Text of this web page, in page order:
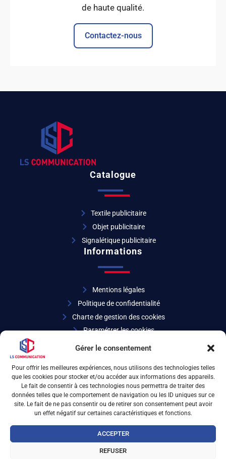
Gérer le consentement
Pour offrir les meilleures expériences, nous utilisons des technologies telles
que les cookies pour stocker et/ou accéder aux informations des appareils.
Le fait de consentir à ces technologies nous permettra de traiter des
données telles que le comportement de navigation ou les ID uniques sur ce
site. Le fait de ne pas consentir ou de retirer son consentement peut avoir
un effet négatif sur certaines caractéristiques et fonctions.
ACCEPTER
REFUSER
de haute qualité.
Contactez-nous
Catalogue
Textile publicitaire
Objet publicitaire
Signalétique publicitaire
Informations
Mentions légales
Politique de confidentialité
Charte de gestion des cookies
Paramétrer les cookies
04 72 32 27 07
6 rue d’Arsonval 69680 Chassieu
LS Communication © 2026 - Design & SEO